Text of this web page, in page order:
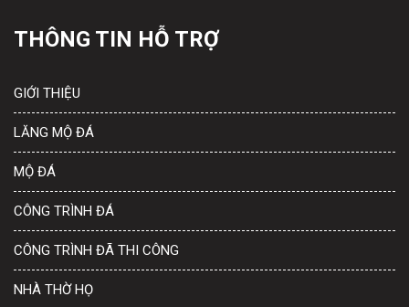
THÔNG TIN HỖ TRỢ
GIỚI THIỆU
LĂNG MỘ ĐÁ
MỘ ĐÁ
CÔNG TRÌNH ĐÁ
CÔNG TRÌNH ĐÃ THI CÔNG
NHÀ THỜ HỌ